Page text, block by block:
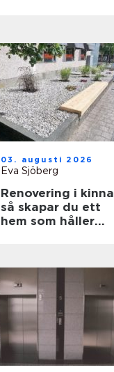
03. augusti 2026
Eva Sjöberg
Renovering i kinna
så skapar du ett
hem som håller